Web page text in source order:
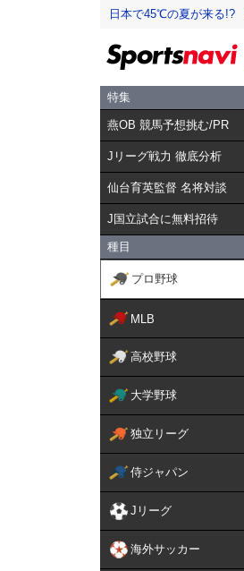
日本で45℃の夏が来る!?
特集
燕OB 競馬予想挑む/PR
Jリーグ戦力 徹底分析
仙台育英監督 名将対談
J国立試合に無料招待
種目
プロ野球
MLB
高校野球
大学野球
独立リーグ
侍ジャパン
Jリーグ
海外サッカー